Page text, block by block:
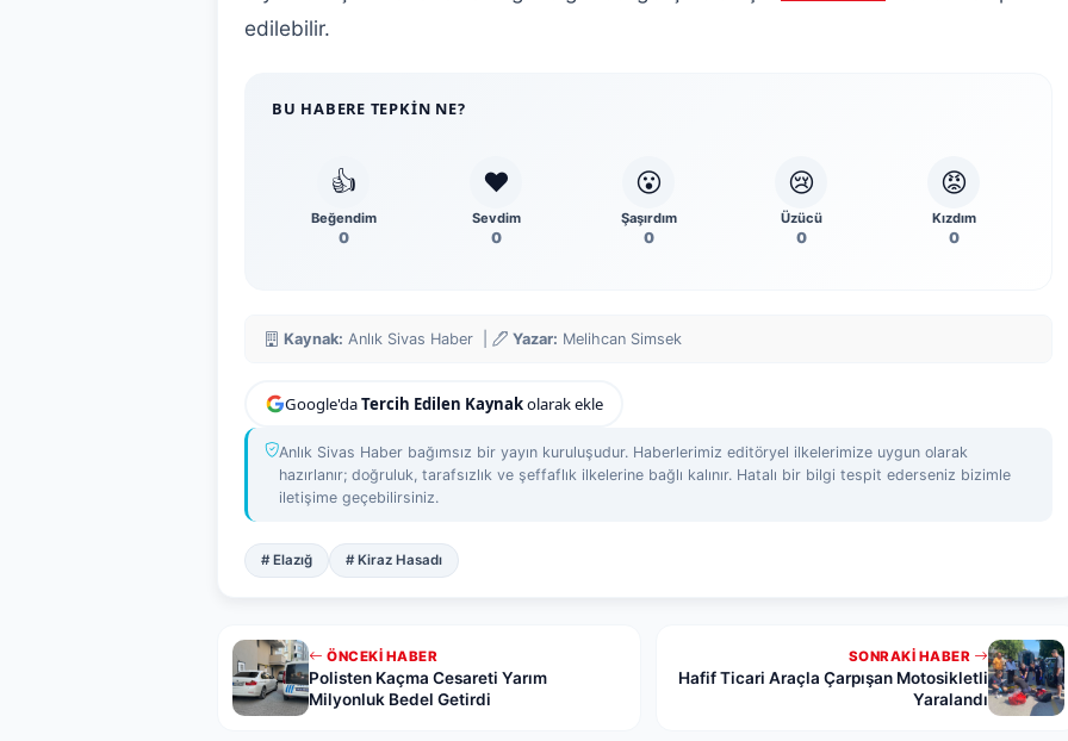
edilebilir.
BU HABERE TEPKIN NE?
👍
Beğendim
0
❤️
Sevdim
0
😮
Şaşırdım
0
😢
Üzücü
0
😡
Kızdım
0
Kaynak: Anlık Sivas Haber | Yazar: Melihcan Simsek
Google'daTercih Edilen Kaynakolarak ekle
Anlık Sivas Haber bağımsız bir yayın kuruluşudur. Haberlerimiz editöryel ilkelerimize uygun olarak
hazırlanır; doğruluk, tarafsızlık ve şeffaflık ilkelerine bağlı kalınır. Hatalı bir bilgi tespit ederseniz bizimle
iletişime geçebilirsiniz.
# Elazığ # Kiraz Hasadı
ÖNCEKI HABER
Polisten Kaçma Cesareti Yarım
Milyonluk Bedel Getirdi
SONRAKI HABER
Hafif Ticari Araçla Çarpışan Motosikletli
Yaralandı